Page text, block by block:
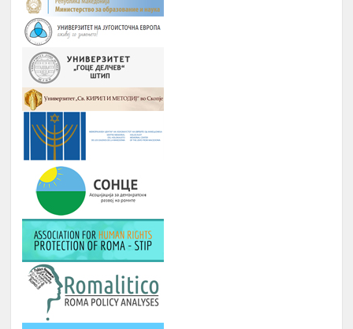
12.
Број : 7 студенти на Ромаверзитас и
10 матуранти
13.
ПОДГОТОВКА НА БИЗНИС
ПЛАНОВИ ЗА МАТУРАНТИ
ЗИМСКА БИЗНИС ШКОЛА ЗА
СТУДЕНТИ ЗА ГРАДЕЊЕ
КАПАЦИТЕТИ ЗА НАСТАП НА
ПАЗАРОТ НА ТРУД
Број : 20 Студенти,
Локација: надвор од Скопје, 4
ноќевања
15.
ЗИМСКАШКОЛА ЗА
СРЕДНОШКОЛЦИ РОМИ НА ТЕМА
-ИДЕНТИТЕТ, ВЛАДЕЊЕ НА
ПРАВО, ПОЛИТИЧКА КУЛТУРА И
ДЕМОКРАТИЈА И